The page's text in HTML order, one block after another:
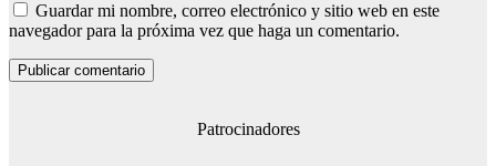
Guardar mi nombre, correo electrónico y sitio web en este
navegador para la próxima vez que haga un comentario.
Patrocinadores